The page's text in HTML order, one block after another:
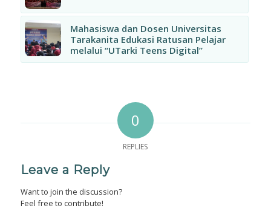
Mahasiswa dan Dosen Universitas
Tarakanita Edukasi Ratusan Pelajar
melalui “UTarki Teens Digital”
0
REPLIES
Leave a Reply
Want to join the discussion?
Feel free to contribute!